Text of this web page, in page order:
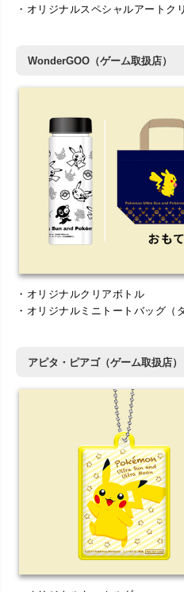
・オリジナルスペシャルアートク
WonderGOO（ゲーム取扱店）
・オリジナルクリアボトル
・オリジナルミニトートバッグ（
アピタ・ピアゴ（ゲーム取扱店）